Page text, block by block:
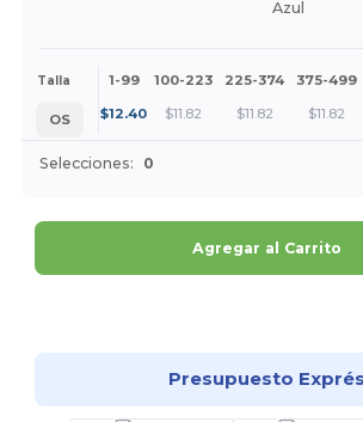
Azul
Talla 1-99 100-223 225-374 375-499
OS $12.40 $11.82 $11.82 $11.82
Selecciones: 0
Agregar al Carrito
Presupuesto Exprés